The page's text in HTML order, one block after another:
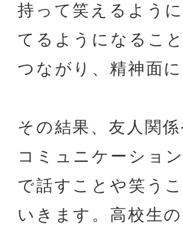
持って笑えるよう
てるようになるこ
つながり、精神面
その結果、友人関
コミュニケーショ
で話すことや笑う
いきます。高校生